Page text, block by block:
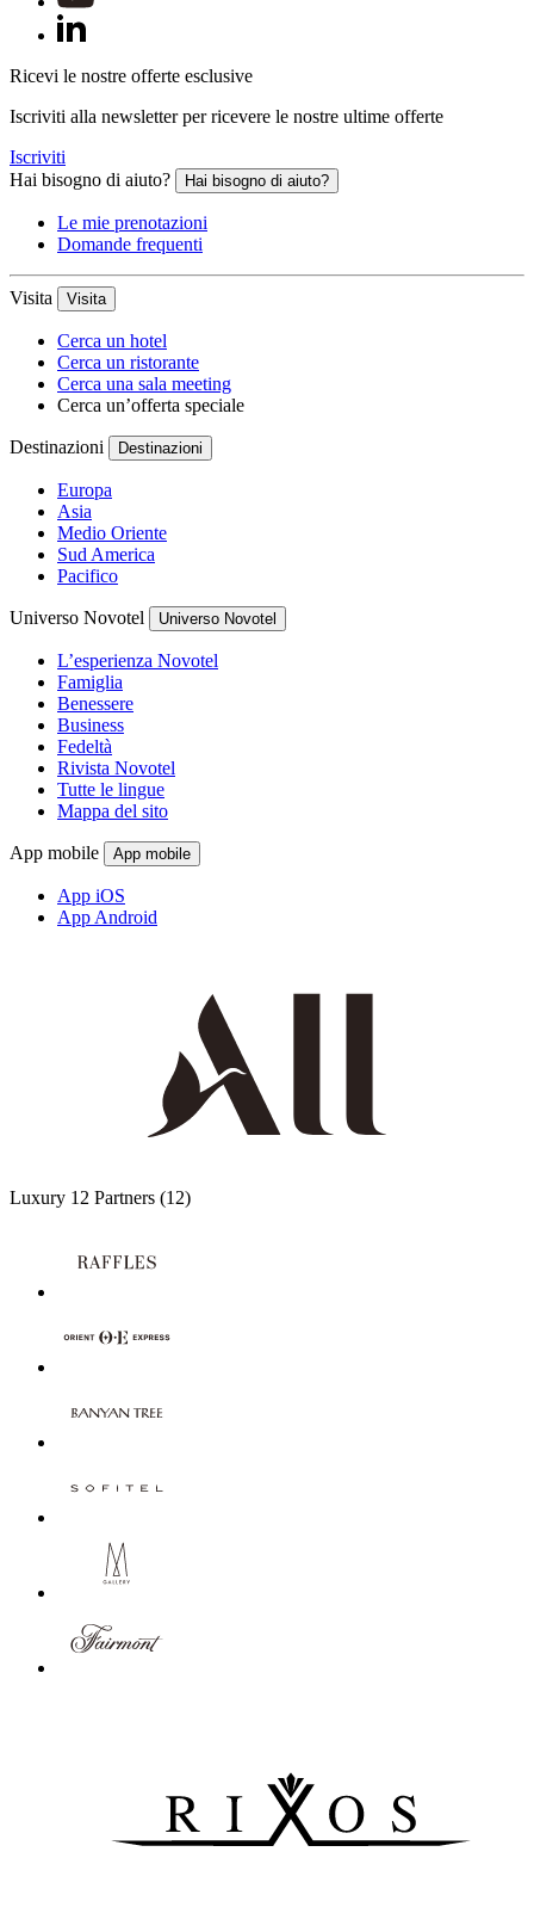
Ricevi le nostre offerte esclusive
Iscriviti alla newsletter per ricevere le nostre ultime offerte
Iscriviti
Hai bisogno di aiuto?
Hai bisogno di aiuto?
Le mie prenotazioni
Domande frequenti
Visita Visita
Cerca un hotel
Cerca un ristorante
Cerca una sala meeting
Cerca un’offerta speciale
Destinazioni Destinazioni
Europa
Asia
Medio Oriente
Sud America
Pacifico
Universo Novotel Universo Novotel
L’esperienza Novotel
Famiglia
Benessere
Business
Fedeltà
Rivista Novotel
Tutte le lingue
Mappa del sito
App mobile App mobile
App iOS
App Android
Luxury 12 Partners (12)